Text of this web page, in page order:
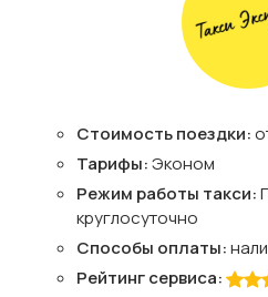
Стоимость поездки:
Тарифы:Эконом
Режим работы такси:
круглосуточно
Способы оплаты:
Рейтинг сервиса: